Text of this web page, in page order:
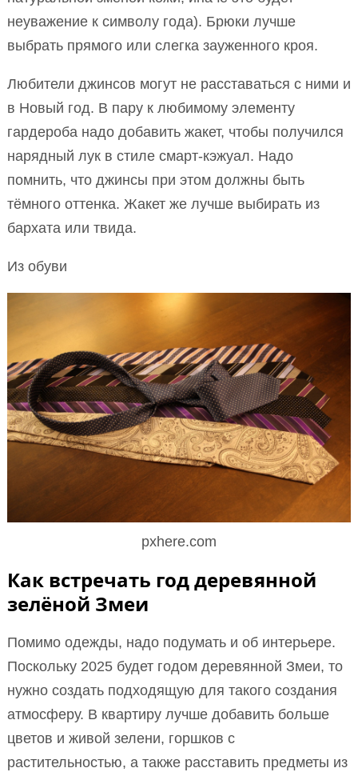
неуважение к символу года). Брюки лучше
выбрать прямого или слегка зауженного кроя.
Любители джинсов могут не расставаться с ними и
в Новый год. В пару к любимому элементу
гардероба надо добавить жакет, чтобы получился
нарядный лук в стиле смарт-кэжуал. Надо
помнить, что джинсы при этом должны быть
тёмного оттенка. Жакет же лучше выбирать из
бархата или твида.
Из обуви
pxhere.com
Как встречать год деревянной
зелёной Змеи
Помимо одежды, надо подумать и об интерьере.
Поскольку 2025 будет годом деревянной Змеи, то
нужно создать подходящую для такого создания
атмосферу. В квартиру лучше добавить больше
цветов и живой зелени, горшков с
растительностью, а также расставить предметы из